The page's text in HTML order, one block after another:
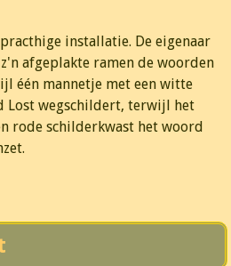
installatie. De eigenaar
afgeplakte ramen de woorden
één mannetje met een witte
Lost wegschildert, terwijl het
rode schilderkwast het woord